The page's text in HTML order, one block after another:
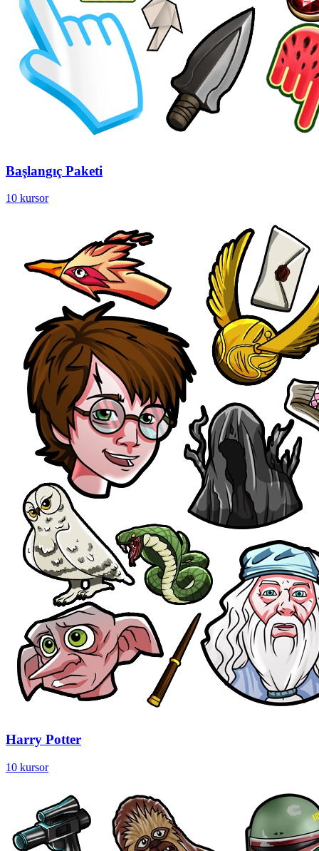
Başlangıç Paketi
10 kursor
Harry Potter
10 kursor